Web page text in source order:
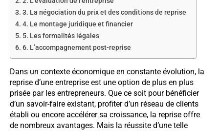
3. La négociation du prix et des conditions de reprise
4. Le montage juridique et financier
5. Les formalités légales
6. L’accompagnement post-reprise
Dans un contexte économique en constante évolution, la
reprise d’une entreprise est une option de plus en plus
prisée par les entrepreneurs. Que ce soit pour bénéficier
d’un savoir-faire existant, profiter d’un réseau de clients
établi ou encore accélérer sa croissance, la reprise offre
de nombreux avantages. Mais la réussite d’une telle